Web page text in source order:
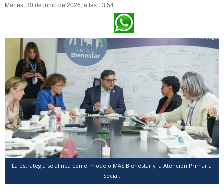
Martes, 30 de junio de 2026, a las 13:54
La estrategia se alinea con el modelo MAS Bienestar y la Atención Primaria
Social.